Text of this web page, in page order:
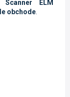
Scanner ELM
obchode